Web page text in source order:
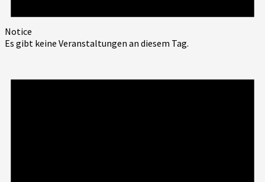
Notice
Es gibt keine Veranstaltungen an diesem Tag.